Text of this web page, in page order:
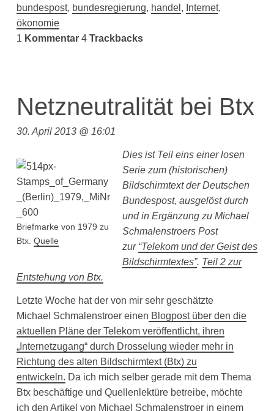
bundespost, bundesregierung, handel , Internet,
ökonomie
1 Kommentar 4Trackbacks
Netzneutralität bei Btx
30. April 2013 @ 16:01
Briefmarke von 1979 zu
Btx. Quelle
Dies ist Teil eins einer losen
Serie zum (historischen)
Bildschirmtext der Deutschen
Bundespost, ausgelöst durch
und in Ergänzung zu Michael
Schmalenstroers Post
zur “Telekom und der Geist des
Bildschirmtextes”. Teil 2 zur
Entstehung von Btx.
Letzte Woche hat der von mir sehr geschätzte
Michael Schmalenstroer einen Blogpost über den die
aktuellen Pläne der Telekom veröffentlicht, ihren
„Internetzugang“ durch Drosselung wieder mehr in
Richtung des alten Bildschirmtext (Btx) zu
entwickeln. Da ich mich selber gerade mit dem Thema
Btx beschäftige und Quellenlektüre betreibe, möchte
ich den Artikel von Michael Schmalenstroer in einem